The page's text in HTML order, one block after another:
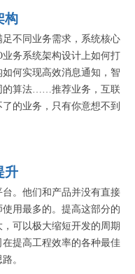
构
不同业务需求，系统核心
务系统架构设计上如何打
何实现高效消息通知，智
的算法……推荐业务，互联
的业务，只有你意想不到
升
。他们和产品并没有直接
用最多的。提高这部分的
可以极大缩短开发的周期
提高工程效率的各种最佳
。